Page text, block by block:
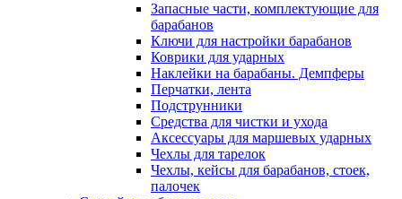
Запасные части, комплектующие для
барабанов
Ключи для настройки барабанов
Коврики для ударных
Наклейки на барабаны. Демпферы
Перчатки, лента
Подструнники
Средства для чистки и ухода
Аксессуары для маршевых ударных
Чехлы для тарелок
Чехлы, кейсы для барабанов, стоек,
палочек